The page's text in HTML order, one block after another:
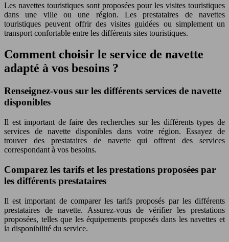
Les navettes touristiques sont proposées pour les visites touristiques
dans une ville ou une région. Les prestataires de navettes
touristiques peuvent offrir des visites guidées ou simplement un
transport confortable entre les différents sites touristiques.
Comment choisir le service de navette
adapté à vos besoins ?
Renseignez-vous sur les différents services de navette
disponibles
Il est important de faire des recherches sur les différents types de
services de navette disponibles dans votre région. Essayez de
trouver des prestataires de navette qui offrent des services
correspondant à vos besoins.
Comparez les tarifs et les prestations proposées par
les différents prestataires
Il est important de comparer les tarifs proposés par les différents
prestataires de navette. Assurez-vous de vérifier les prestations
proposées, telles que les équipements proposés dans les navettes et
la disponibilité du service.